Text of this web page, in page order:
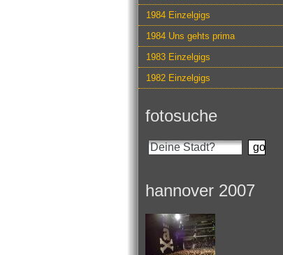
1984 Einzelgigs
1984 Uns gehts prima
1983 Einzelgigs
1982 Einzelgigs
fotosuche
hannover 2007